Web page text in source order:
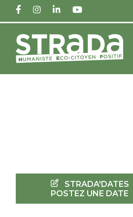
FACEBOOKINSTAGRAM
LINKEDINYOUTUBE
STRADA'DATES
POSTEZ UNE DATE